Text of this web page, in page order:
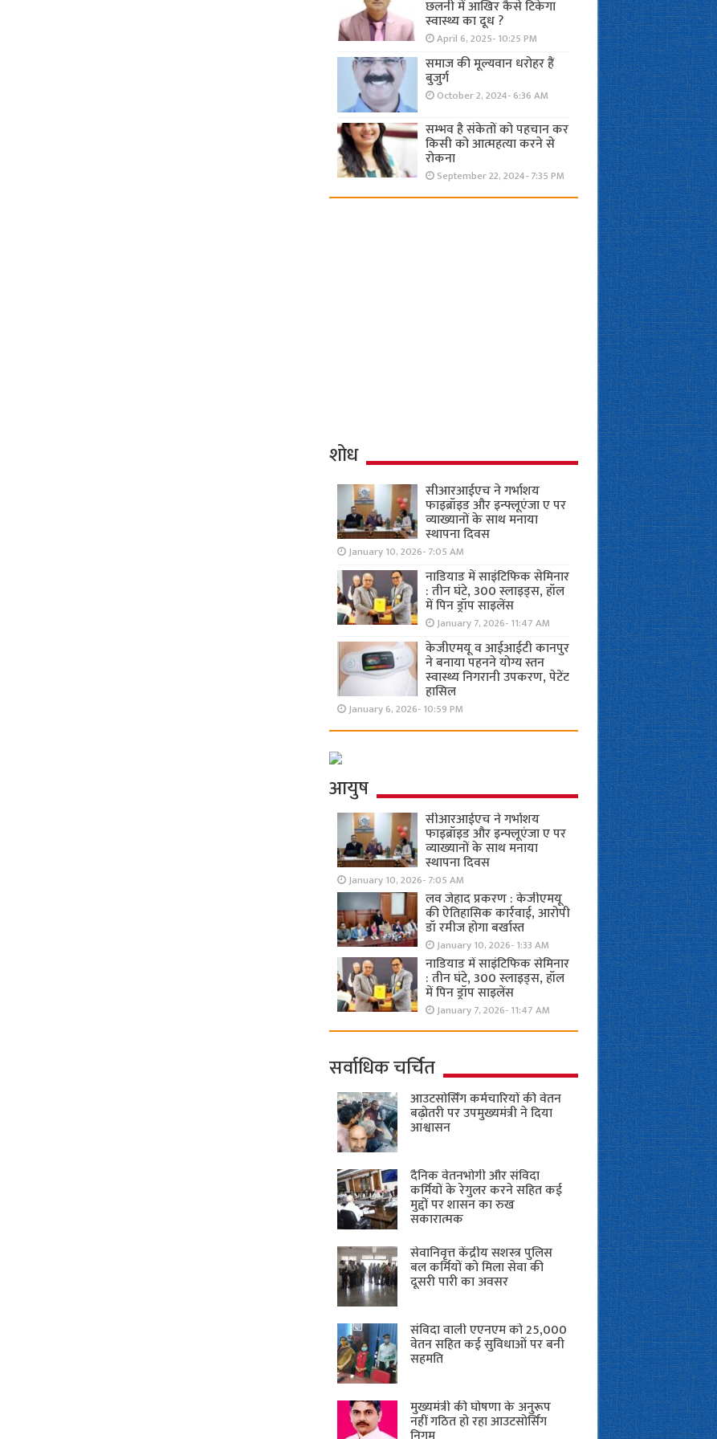
छलनी में आखिर कैसे टिकेगा
स्वास्थ्य का दूध ?
April 6, 2025- 10:25 PM
समाज की मूल्यवान धरोहर हैं
बुजुर्ग
October 2, 2024- 6:36 AM
सम्भव है संकेतों को पहचान कर
किसी को आत्महत्या करने से
रोकना
September 22, 2024- 7:35 PM
शोध
सीआरआईएच ने गर्भाशय
फाइब्रॉइड और इन्फ्लूएंजा ए पर
व्याख्यानों के साथ मनाया
स्थापना दिवस
January 10, 2026- 7:05 AM
नाडियाड में साइंटिफिक सेमिनार
: तीन घंटे, 300 स्लाइड्स, हॉल
में पिन ड्रॉप साइलेंस
January 7, 2026- 11:47 AM
केजीएमयू व आईआईटी कानपुर
ने बनाया पहनने योग्य स्तन
स्वास्थ्य निगरानी उपकरण, पेटेंट
हासिल
January 6, 2026- 10:59 PM
आयुष
सीआरआईएच ने गर्भाशय
फाइब्रॉइड और इन्फ्लूएंजा ए पर
व्याख्यानों के साथ मनाया
स्थापना दिवस
January 10, 2026- 7:05 AM
लव जेहाद प्रकरण : केजीएमयू
की ऐतिहासिक कार्रवाई, आरोपी
डॉ रमीज होगा बर्खास्त
January 10, 2026- 1:33 AM
नाडियाड में साइंटिफिक सेमिनार
: तीन घंटे, 300 स्लाइड्स, हॉल
में पिन ड्रॉप साइलेंस
January 7, 2026- 11:47 AM
सर्वाधिक चर्चित
आउटसोर्सिंग कर्मचारियों की वेतन
बढ़ोतरी पर उपमुख्यमंत्री ने दिया
आश्वासन
दैनिक वेतनभोगी और संविदा
कर्मियों के रेगुलर करने सहित कई
मुद्दों पर शासन का रुख
सकारात्मक
सेवानिवृत्त केंद्रीय सशस्त्र पुलिस
बल ​कर्मियों को मिला सेवा की
दूसरी पारी का अवसर
संविदा वाली एएनएम को 25,000
वेतन सहित कई सुविधाओं पर बनी
सहमति
मुख्यमंत्री की घोषणा के अनुरूप
नहीं गठित हो रहा आउटसोर्सिंग